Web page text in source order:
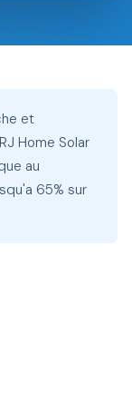
et
Home Solar
au
65% sur